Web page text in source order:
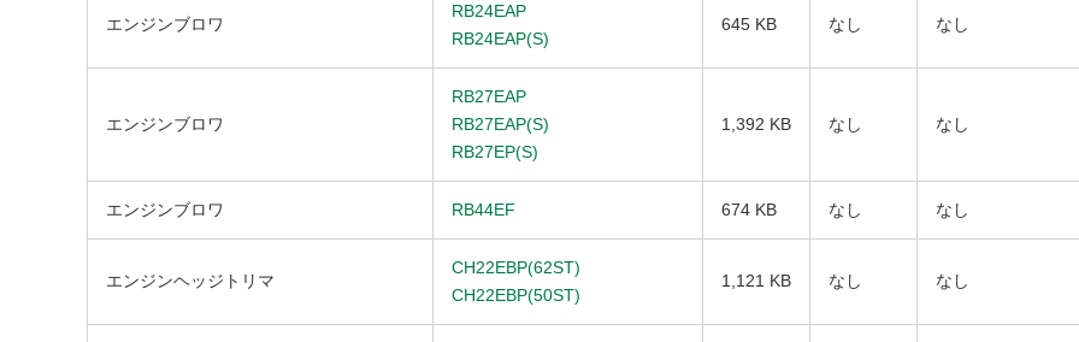
エンジンブロワ
RB24EAP
RB24EAP(S)
645 KB なし なし
エンジンブロワ
RB27EAP
RB27EAP(S)
RB27EP(S)
1,392 KB なし なし
エンジンブロワ RB44EF 674 KB なし なし
エンジンヘッジトリマ
CH22EBP(62ST)
CH22EBP(50ST)
1,121 KB なし なし